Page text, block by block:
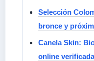
Selección
bronce y
Canela Skin:
online verificada